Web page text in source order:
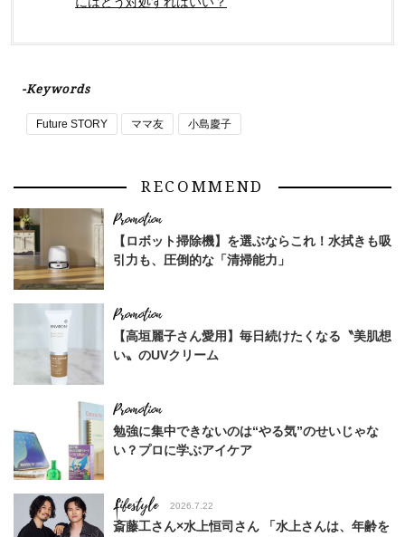
-Keywords
Future STORY ママ友 小島慶子
RECOMMEND
【ロボット掃除機】を選ぶならこれ！水拭きも吸
引力も、圧倒的な「清掃能力」
【高垣麗子さん愛用】毎日続けたくなる〝美肌想
い〟のUVクリーム
勉強に集中できないのは“やる気”のせいじゃな
い？プロに学ぶアイケア
Lifestyle 2026.7.22
斎藤工さん×水上恒司さん 「水上さんは、年齢を